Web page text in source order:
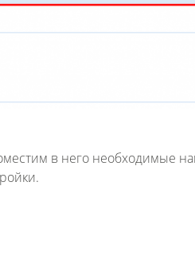
в него необходимые